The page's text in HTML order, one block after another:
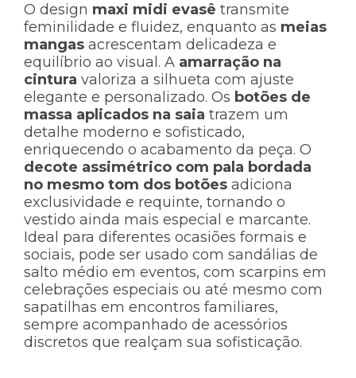
O design maxi midi evasê transmite
feminilidade e fluidez, enquanto as meias
mangas acrescentam delicadeza e
equilíbrio ao visual. A amarração na
cintura valoriza a silhueta com ajuste
elegante e personalizado. Os botões de
massa aplicados na saia trazem um
detalhe moderno e sofisticado,
enriquecendo o acabamento da peça. O
decote assimétrico com pala bordada
no mesmo tom dos botões adiciona
exclusividade e requinte, tornando o
vestido ainda mais especial e marcante.
Ideal para diferentes ocasiões formais e
sociais, pode ser usado com sandálias de
salto médio em eventos, com scarpins em
celebrações especiais ou até mesmo com
sapatilhas em encontros familiares,
sempre acompanhado de acessórios
discretos que realçam sua sofisticação.